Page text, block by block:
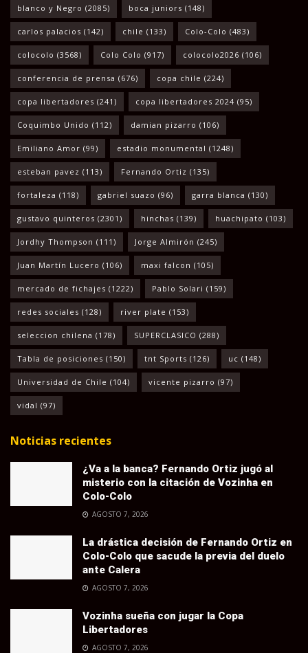
blanco y Negro (2085) boca juniors (148)
carlos palacios (142) chile (133) Colo-Colo (483)
colocolo (3568) Colo Colo (917) colocolo2026 (106)
conferencia de prensa (676) copa chile (224)
copa libertadores (241) copa libertadores 2024 (95)
Coquimbo Unido (112) damian pizarro (106)
Emiliano Amor (99) estadio monumental (1248)
esteban pavez (113) Fernando Ortiz (135)
fortaleza (118) gabriel suazo (96) garra blanca (130)
gustavo quinteros (2301) hinchas (139) huachipato (103)
Jordhy Thompson (111) Jorge Almirón (245)
Juan Martín Lucero (106) maxi falcon (105)
mercado de fichajes (1222) Pablo Solari (159)
redes sociales (128) river plate (153)
seleccion chilena (178) SUPERCLASICO (288)
Tabla de posiciones (150) tnt Sports (126) uc (148)
Universidad de Chile (104) vicente pizarro (97)
vidal (97)
Noticias recientes
¿Va a la banca? Fernando Ortiz jugó al
misterio con la citación de Vozinha en
Colo-Colo
AGOSTO 7, 2026
La drástica decisión de Fernando Ortiz en
Colo-Colo que sacude la previa del duelo
ante Calera
AGOSTO 7, 2026
Vozinha sueña con jugar la Copa
Libertadores
AGOSTO 7, 2026